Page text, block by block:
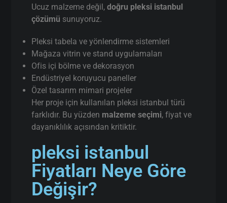
Ucuz malzeme değil,doğru pleksi istanbul
çözümü sunuyoruz.
Pleksi tabela ve yönlendirme sistemleri
Mağaza vitrin ve stand uygulamaları
Ofis içi bölme ve dekorasyon
Endüstriyel koruyucu paneller
Özel tasarım mimari projeler
Her proje için kullanılan pleksi istanbul türü
farklıdır. Bu yüzden malzeme seçimi, fiyat ve
dayanıklılık açısından kritiktir.
pleksi istanbul
Fiyatları Neye Göre
Değişir?